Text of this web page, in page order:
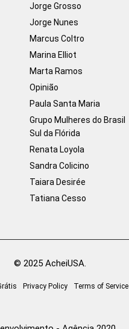
Jorge Grosso
Jorge Nunes
Marcus Coltro
Marina Elliot
Marta Ramos
Opinião
Paula Santa Maria
Grupo Mulheres do Brasil
Sul da Flórida
Renata Loyola
Sandra Colicino
Taiara Desirée
Tatiana Cesso
© 2025 AcheiUSA.
Privacy Policy Terms of Service